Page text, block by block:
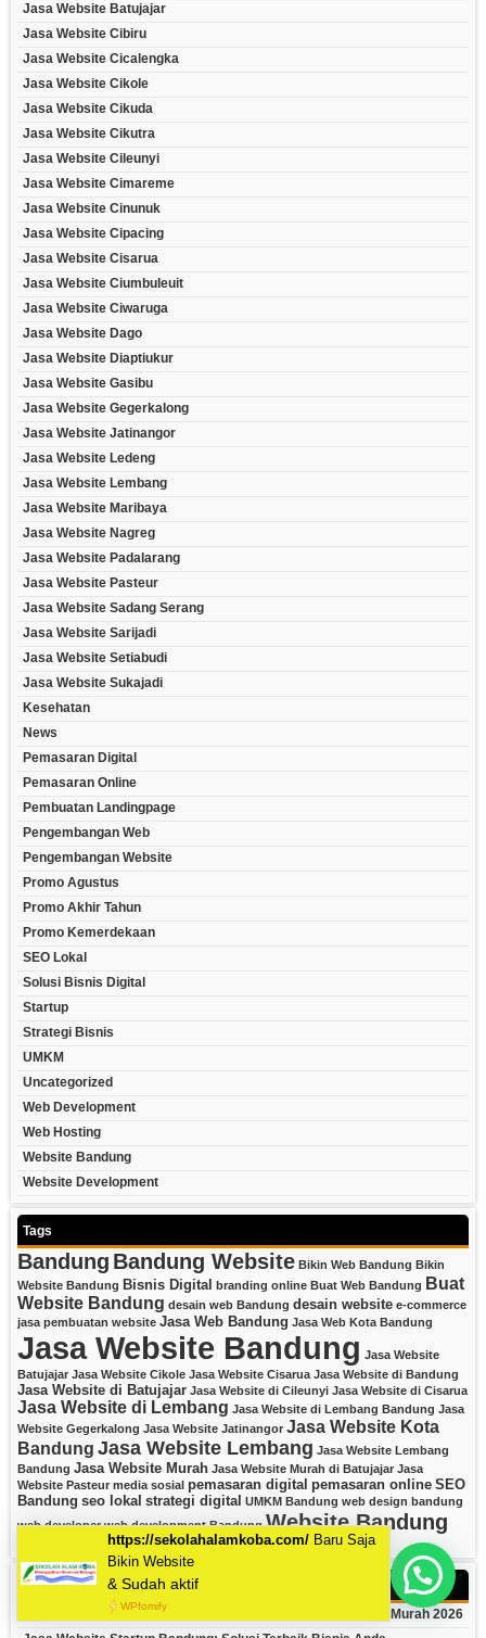
Jasa Website Batujajar
Jasa Website Cibiru
Jasa Website Cicalengka
Jasa Website Cikole
Jasa Website Cikuda
Jasa Website Cikutra
Jasa Website Cileunyi
Jasa Website Cimareme
Jasa Website Cinunuk
Jasa Website Cipacing
Jasa Website Cisarua
Jasa Website Ciumbuleuit
Jasa Website Ciwaruga
Jasa Website Dago
Jasa Website Diaptiukur
Jasa Website Gasibu
Jasa Website Gegerkalong
Jasa Website Jatinangor
Jasa Website Ledeng
Jasa Website Lembang
Jasa Website Maribaya
Jasa Website Nagreg
Jasa Website Padalarang
Jasa Website Pasteur
Jasa Website Sadang Serang
Jasa Website Sarijadi
Jasa Website Setiabudi
Jasa Website Sukajadi
Kesehatan
News
Pemasaran Digital
Pemasaran Online
Pembuatan Landingpage
Pengembangan Web
Pengembangan Website
Promo Agustus
Promo Akhir Tahun
Promo Kemerdekaan
SEO Lokal
Solusi Bisnis Digital
Startup
Strategi Bisnis
UMKM
Uncategorized
Web Development
Web Hosting
Website Bandung
Website Development
Tags
Bandung Bandung Website Bikin Web Bandung Bikin
Website Bandung Bisnis Digital branding online Buat Web Bandung Buat
Website Bandung desain web Bandung desain website e-commerce
jasa pembuatan website Jasa Web Bandung Jasa Web Kota Bandung
Jasa Website Bandung Jasa Website
Batujajar Jasa Website Cikole Jasa Website Cisarua Jasa Website di Bandung
Jasa Website di Batujajar Jasa Website di Cileunyi Jasa Website di Cisarua
Jasa Website di Lembang Jasa Website di Lembang Bandung Jasa
Website Gegerkalong Jasa Website Jatinangor Jasa Website Kota
Bandung Jasa Website Lembang Jasa Website Lembang
Bandung Jasa Website Murah Jasa Website Murah di Batujajar Jasa
Website Pasteur media sosial pemasaran digital pemasaran online SEO
Bandung seo lokal strategi digital UMKM Bandung web design bandung
web developer web development Bandung Website Bandung
website bisnis Website Cikutra
Recent Posts
Jasa Web Bandung Harga Mahasiswa: Website Profesional Murah 2026
Mau Bikin Website Apa Kak?